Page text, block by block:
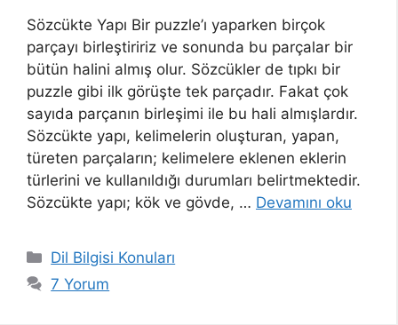
Sözcükte Yapı Bir puzzle’ı yaparken birçok
parçayı birleştiririz ve sonunda bu parçalar bir
bütün halini almış olur. Sözcükler de tıpkı bir
puzzle gibi ilk görüşte tek parçadır. Fakat çok
sayıda parçanın birleşimi ile bu hali almışlardır.
Sözcükte yapı, kelimelerin oluşturan, yapan,
türeten parçaların; kelimelere eklenen eklerin
türlerini ve kullanıldığı durumları belirtmektedir.
Sözcükte yapı; kök ve gövde, … Devamını oku
Kategoriler
Dil Bilgisi Konuları
7 Yorum